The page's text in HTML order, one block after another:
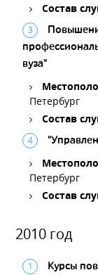
Состав
вуза"
Петербург
Состав
Петербург
Состав
2010 год
Курсы